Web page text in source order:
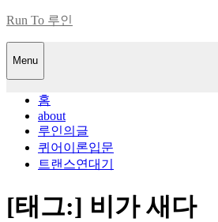
Skip
content
Run To 루인
Menu
홈
about
루인의글
퀴어이론입문
트랜스연대기
[태그:] 비가 새다